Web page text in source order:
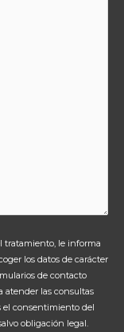
tratamiento, le informa
los datos de carácter
de contacto
atender las consultas
el consentimiento del
obligación legal.